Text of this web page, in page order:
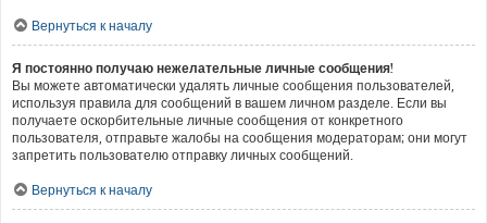
Вернуться к началу
Я постоянно получаю нежелательные личные сообщения!
Вы можете автоматически удалять личные сообщения пользователей,
используя правила для сообщений в вашем личном разделе. Если вы
получаете оскорбительные личные сообщения от конкретного
пользователя, отправьте жалобы на сообщения модераторам; они могут
запретить пользователю отправку личных сообщений.
Вернуться к началу